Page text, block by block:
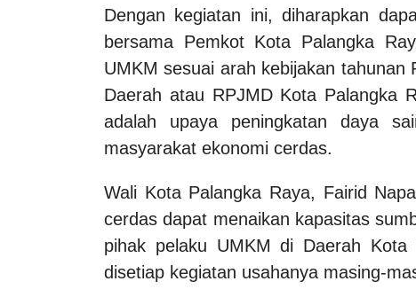
Dengan kegiatan ini, diharapkan
bersama Pemkot Kota Palangka
UMKM sesuai arah kebijakan tahunan
Daerah atau RPJMD Kota Palangka
adalah upaya peningkatan daya
masyarakat ekonomi cerdas.
Wali Kota Palangka Raya, Fairid
cerdas dapat menaikan kapasitas
pihak pelaku UMKM di Daerah Kota
disetiap kegiatan usahanya masing-